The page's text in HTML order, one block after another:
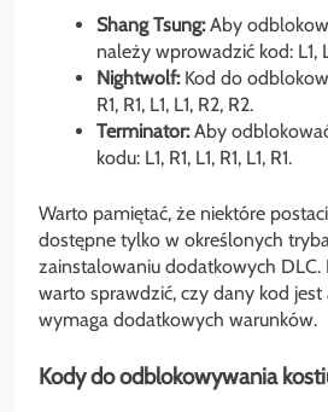
Shang Tsung:Aby
należy wprowadzić kod: L1,
Nightwolf:Kod do
R1, R1, L1, L1, R2, R2.
Terminator:Aby
kodu: L1, R1, L1, R1, L1, R1.
Warto pamiętać, że niektóre
dostępne tylko w określonych
zainstalowaniu dodatkowych DLC.
warto sprawdzić, czy dany kod jest
wymaga dodatkowych warunków.
Kody do odblokowywania